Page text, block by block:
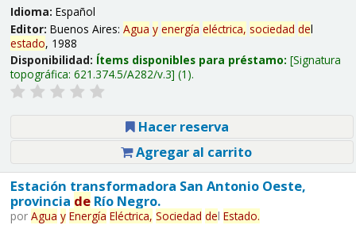
Idioma: Español
Editor: Buenos Aires: Agua y energía eléctrica, sociedad del
estado, 1988
Disponibilidad: Ítems disponibles para préstamo: Signatura
topográfica: 621.374.5/A282/v.3 (1).
Hacer reserva
Agregar al carrito
Estación transformadora San Antonio Oeste,
provincia deRío Negro.
por Agua y Energía Eléctrica, Sociedad del Estado.